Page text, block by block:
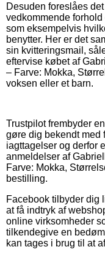
Desuden foreslåes
vedkommende
som eksempelvis
benytter. Her er det
sin kvitteringsmail,
eftervise købet af
– Farve: Mokka,
voksen eller et barn.
Trustpilot frembyder
gøre dig bekendt med
iagttagelser og derfor
anmeldelser af
Farve: Mokka,
bestilling.
Facebook tilbyder dig
at få indtryk af
online virksomheder
tilkendegive en
kan tages i brug til at